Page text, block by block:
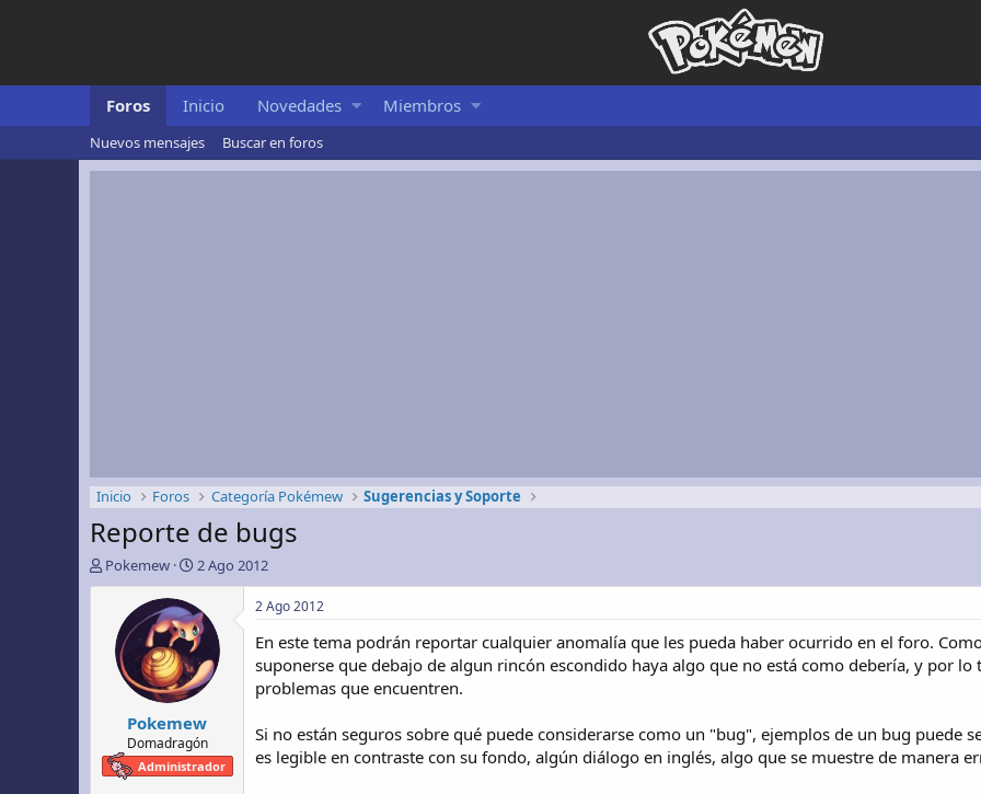
Foros Inicio Novedades Miembros
Nuevos mensajes Buscar en foros
Inicio Foros Categoría Pokémew Sugerencias y Soporte
Reporte de bugs
A
u
Pokemew
F
e
c
h
a
d
e
n
i
c
i
2 Ago 2012
Pokemew
Domadragón
Administrador
2 Ago 2012
En este tema podrán reportar cualquier anomalía que les pueda haber ocurrido en el foro.
suponerse que debajo de algun rincón escondido haya algo que no está como debería, y por lo
problemas que encuentren.
Si no están seguros sobre qué puede considerarse como un "bug", ejemplos de un bug puede
es legible en contraste con su fondo, algún diálogo en inglés, algo que se muestre de manera